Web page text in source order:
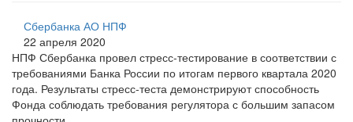
Сбербанка АО НПФ
22 апреля 2020
НПФ Сбербанка провел стресс-тестирование в соответствии с
требованиями Банка России по итогам первого квартала 2020
года. Результаты стресс-теста демонстрируют способность
Фонда соблюдать требования регулятора с большим запасом